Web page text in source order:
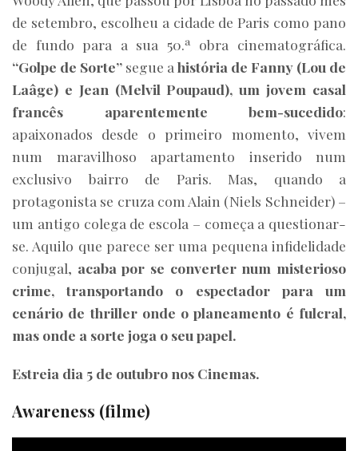
de setembro, escolheu a cidade de Paris como pano
de fundo para a sua 50.ª obra cinematográfica.
“Golpe de Sorte” segue a história de Fanny (Lou de
Laâge) e Jean (Melvil Poupaud), um jovem casal
francês aparentemente bem-sucedido:
apaixonados desde o primeiro momento, vivem
num maravilhoso apartamento inserido num
exclusivo bairro de Paris. Mas, quando a
protagonista se cruza com Alain (Niels Schneider) –
um antigo colega de escola – começa a questionar-
se. Aquilo que parece ser uma pequena infidelidade
conjugal, acaba por se converter num misterioso
crime, transportando o espectador para um
cenário de thriller onde o planeamento é fulcral,
mas onde a sorte joga o seu papel.
Estreia dia 5 de outubro nos Cinemas.
Awareness (filme)